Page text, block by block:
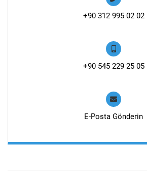
+90 312 995 02 02
+90 545 229 25 05
E-Posta Gönderin